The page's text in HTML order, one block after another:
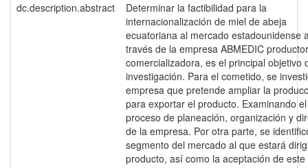
dc.description.abstract
Determinar la factibilidad para la
internacionalización de miel de abeja
ecuatoriana al mercado estadounidense
través de la empresa ABMEDIC
comercializadora, es el principal objetivo
investigación. Para el cometido, se
empresa que pretende ampliar la
para exportar el producto. Examinando el
proceso de planeación, organización y
de la empresa. Por otra parte, se
segmento del mercado al que estará
producto, así como la aceptación de este